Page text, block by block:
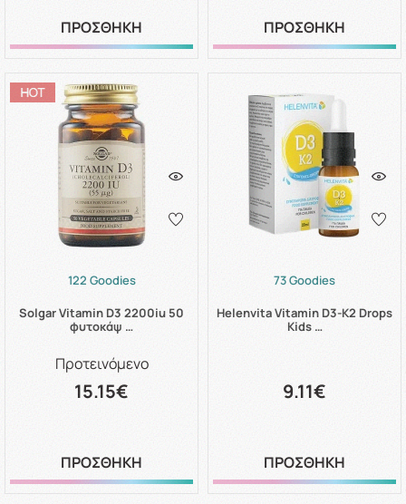
ΠΡΟΣΘΗΚΗ ΠΡΟΣΘΗΚΗ
122 Goodies
Solgar Vitamin D3 2200iu 50
φυτοκάψ …
Προτεινόμενο
15.15€
ΠΡΟΣΘΗΚΗ
73 Goodies
Helenvita Vitamin D3-K2 Drops
Kids …
9.11€
ΠΡΟΣΘΗΚΗ